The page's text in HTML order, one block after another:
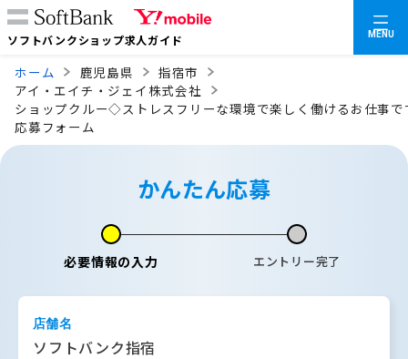
ソフトバンクショップ求人ガイド MENU
ホーム 鹿児島県
指宿市
アイ・エイチ・ジェイ株式会社
ショップクルー◇ストレスフリーな環境で楽しく働けるお仕事で
応募フォーム
かんたん応募
必要情報の入力 エントリー完了
店舗名
ソフトバンク指宿